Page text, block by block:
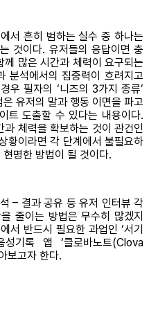
서 흔히 범하는 실수 중 하나는
것이다. 유저들의 응답이면 충
많은 시간과 체력이 요구되는
분석에서의 집중력이 흐려지고
우 필자의 ‘니즈의 3가지 종류’
유저의 말과 행동 이면을 파고
트 도출할 수 있다는 내용이다.
체력을 확보하는 것이 관건인
황이라면 각 단계에서 불필요하
명한 방법이 될 것이다.
– 결과 공유 등 유저 인터뷰 각
줄이는 방법은 무수히 많겠지
서 반드시 필요한 과업인 ‘서기
기록 앱 ‘클로바노트(Clova
보고자 한다.